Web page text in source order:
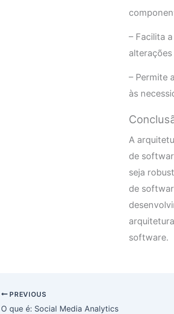
– Facilita
– Permite
às
A
de
seja
de
software.
PREVIOUS
O que é: Social Media Analytics